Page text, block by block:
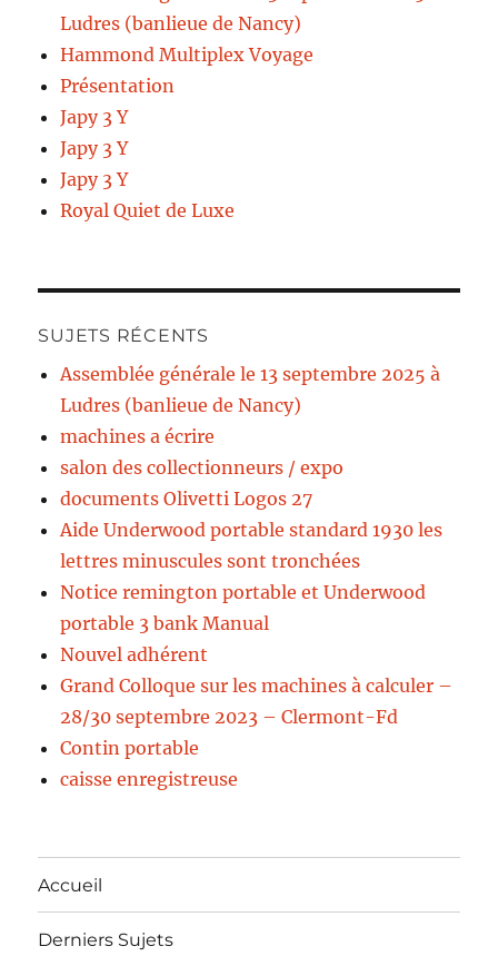
Ludres (banlieue de Nancy)
Hammond Multiplex Voyage
Présentation
Japy 3 Y
Japy 3 Y
Japy 3 Y
Royal Quiet de Luxe
SUJETS RÉCENTS
Assemblée générale le 13 septembre 2025 à
Ludres (banlieue de Nancy)
machines a écrire
salon des collectionneurs / expo
documents Olivetti Logos 27
Aide Underwood portable standard 1930 les
lettres minuscules sont tronchées
Notice remington portable et Underwood
portable 3 bank Manual
Nouvel adhérent
Grand Colloque sur les machines à calculer –
28/30 septembre 2023 – Clermont-Fd
Contin portable
caisse enregistreuse
Accueil
Derniers Sujets